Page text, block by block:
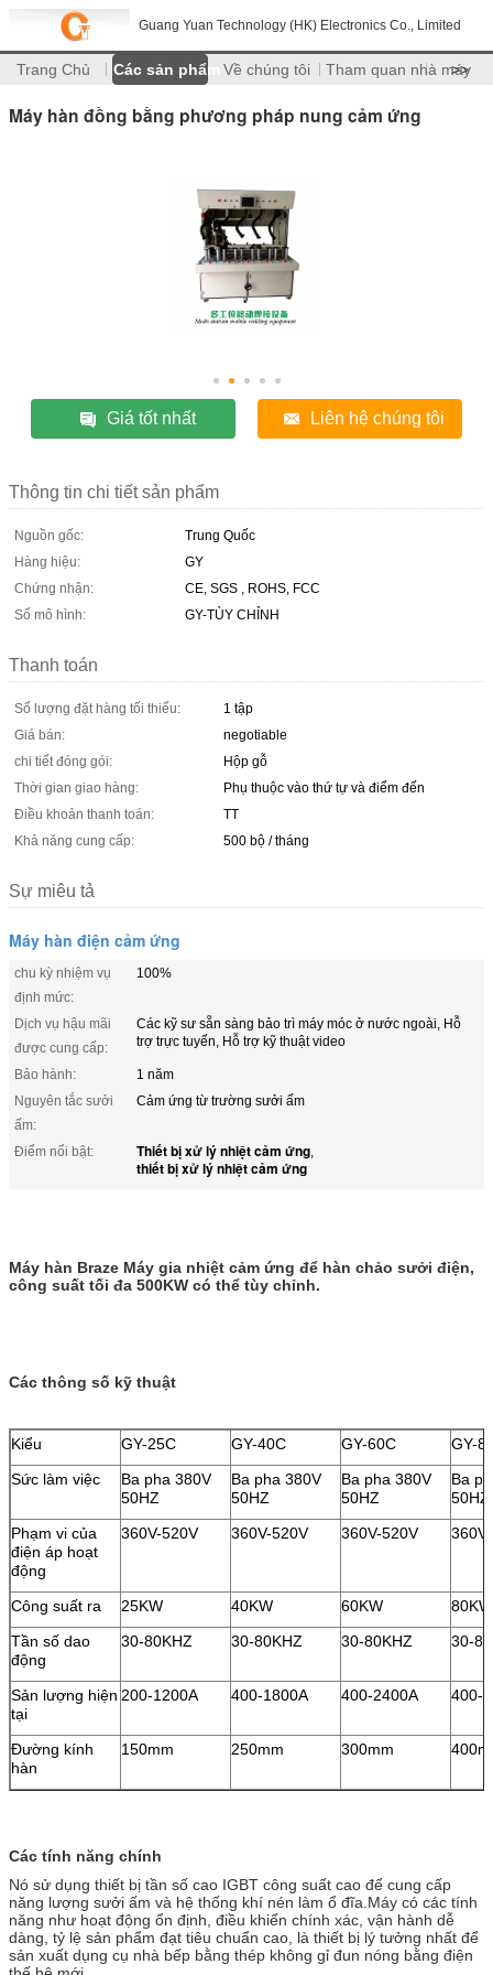
Guang Yuan Technology (HK) Electronics Co., Limited
Trang Chủ Các sản phẩm Về chúng tôi Tham quan nhà máy
>>
Máy hàn đồng bằng phương pháp nung cảm ứng
Giá tốt nhất Liên hệ chúng tôi
Thông tin chi tiết sản phẩm
Nguồn gốc:
Trung Quốc
Hàng hiệu:
GY
Chứng nhận:
CE, SGS , ROHS, FCC
Số mô hình:
GY-TÙY CHỈNH
Thanh toán
Số lượng đặt hàng tối thiểu:
1 tập
Giá bán:
negotiable
chi tiết đóng gói:
Hộp gỗ
Thời gian giao hàng:
Phụ thuộc vào thứ tự và điểm đến
Điều khoản thanh toán:
TT
Khả năng cung cấp:
500 bộ / tháng
Sự miêu tả
Máy hàn điện cảm ứng
chu kỳ nhiệm vụ
định mức:
100%
Dịch vụ hậu mãi
được cung cấp:
Các kỹ sư sẵn sàng bảo trì máy móc ở nước ngoài, Hỗ
trợ trực tuyến, Hỗ trợ kỹ thuật video
Bảo hành:
1 năm
Nguyên tắc sưởi
ấm:
Cảm ứng từ trường sưởi ấm
Điểm nổi bật: Thiết bị xử lý nhiệt cảm ứng,
thiết bị xử lý nhiệt cảm ứng
Máy hàn Braze Máy gia nhiệt cảm ứng để hàn chảo sưởi điện,
công suất tối đa 500KW có thể tùy chỉnh.
Các thông số kỹ thuật
Kiểu GY-25C GY-40C GY-60C
GY-
Sức làm việc
Ba pha 380V
50HZ
Ba pha 380V
50HZ
Ba pha 380V
50HZ
Ba
50HZ
Phạm vi của
điện áp hoạt
động
360V-520V 360V-520V 360V-520V
Công suất ra 25KW 40KW 60KW
80KW
Tần số dao
động
30-80KHZ 30-80KHZ 30-80KHZ 30-
Sản lượng hiện
tại
200-1200A 400-1800A 400-2400A 400-
Đường kính
hàn
150mm 250mm 300mm
Các tính năng chính
Nó sử dụng thiết bị tần số cao IGBT công suất cao để cung cấp
năng lượng sưởi ấm và hệ thống khí nén làm ổ đĩa.Máy có các tính
năng như hoạt động ổn định, điều khiển chính xác, vận hành dễ
dàng, tỷ lệ sản phẩm đạt tiêu chuẩn cao, là thiết bị lý tưởng nhất để
sản xuất dụng cụ nhà bếp bằng thép không gỉ đun nóng bằng điện